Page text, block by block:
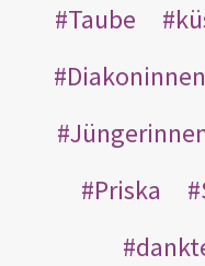
Taube
Diakoninnen
Priska